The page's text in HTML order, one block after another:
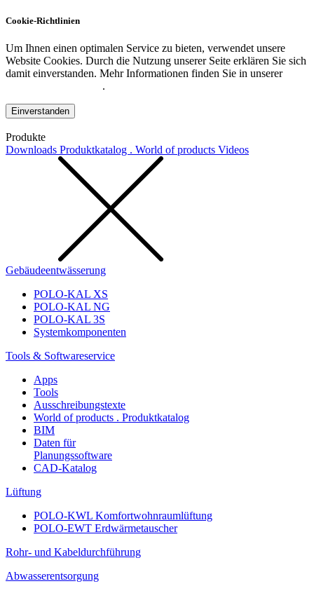
Cookie-Richtlinien
Um Ihnen einen optimalen Service zu bieten, verwendet unsere
Website Cookies. Durch die Nutzung unserer Seite erklären Sie sich
damit einverstanden. Mehr Informationen finden Sie in unserer
.
Einverstanden
Produkte
Downloads Produktkatalog . World of products Videos
Gebäudeentwässerung
POLO-KAL XS
POLO-KAL NG
POLO-KAL 3S
Systemkomponenten
Tools & Softwareservice
Apps
Tools
Ausschreibungstexte
World of products . Produktkatalog
BIM
Daten für
Planungssoftware
CAD-Katalog
Lüftung
POLO-KWL Komfortwohnraumlüftung
POLO-EWT Erdwärmetauscher
Rohr- und Kabeldurchführung
Abwasserentsorgung